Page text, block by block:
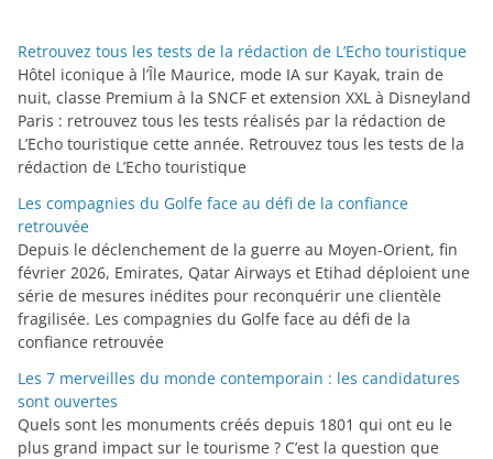
r
i
e
s
Retrouvez tous les tests de la rédaction de L’Echo touristique
Hôtel iconique à l’Île Maurice, mode IA sur Kayak, train de
nuit, classe Premium à la SNCF et extension XXL à Disneyland
Paris : retrouvez tous les tests réalisés par la rédaction de
L’Echo touristique cette année. Retrouvez tous les tests de la
rédaction de L’Echo touristique
Les compagnies du Golfe face au défi de la confiance
retrouvée
Depuis le déclenchement de la guerre au Moyen-Orient, fin
février 2026, Emirates, Qatar Airways et Etihad déploient une
série de mesures inédites pour reconquérir une clientèle
fragilisée. Les compagnies du Golfe face au défi de la
confiance retrouvée
Les 7 merveilles du monde contemporain : les candidatures
sont ouvertes
Quels sont les monuments créés depuis 1801 qui ont eu le
plus grand impact sur le tourisme ? C’est la question que